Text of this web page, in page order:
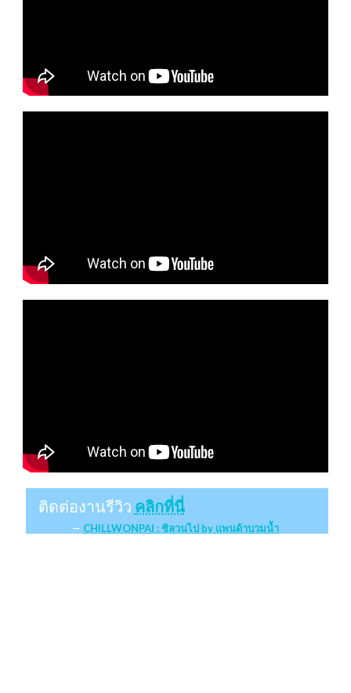
ติดต่องานรีวิว คลิกที่นี่
CHILLWONPAI : ชิลวนไป by แพนด้าบวมน้ำ